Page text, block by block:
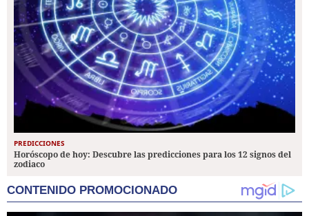
PREDICCIONES
Horóscopo de hoy: Descubre las predicciones para los 12 signos del
zodiaco
CONTENIDO PROMOCIONADO